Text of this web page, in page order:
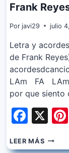
Frank
Por javi29 julio
Letra y
de Frank
LAm FA
por que
X
LEER MÁSFRANK
REYES